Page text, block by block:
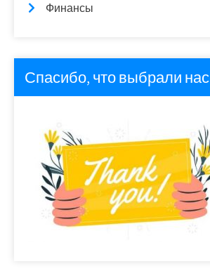
Финансы
Спасибо, что выбрали нас